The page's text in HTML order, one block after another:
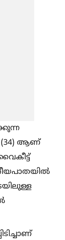
(34) ആണ്